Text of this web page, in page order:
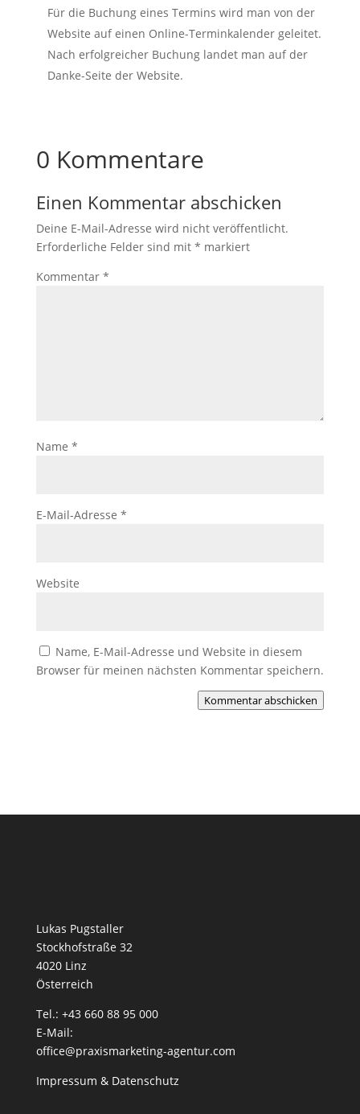
Für die Buchung eines Termins wird man von der
Website auf einen Online-Terminkalender geleitet.
Nach erfolgreicher Buchung landet man auf der
Danke-Seite der Website.
0 Kommentare
Einen Kommentar abschicken
Deine E-Mail-Adresse wird nicht veröffentlicht.
Erforderliche Felder sind mit * markiert
Kommentar *
Name *
E-Mail-Adresse *
Website
Name, E-Mail-Adresse und Website in diesem
Browser für meinen nächsten Kommentar speichern.
Kommentar abschicken
Lukas Pugstaller
Stockhofstraße 32
4020 Linz
Österreich
Tel.: +43 660 88 95 000
E-Mail:
office@praxismarketing-agentur.com
Impressum & Datenschutz